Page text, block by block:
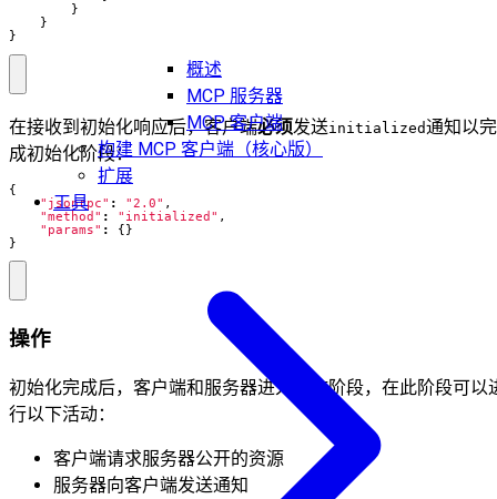
概述
MCP 服务器
MCP 客户端
构建 MCP 客户端（核心版）
扩展
工具
}
}
}
在接收到初始化响应后，客户端必须发送initialized通知以完
成初始化阶段：
{
"jsonrpc" : "2.0" ,
"method" : "initialized" ,
"params" :
{}
}
操作
初始化完成后，客户端和服务器进入操作阶段，在此阶段可以
行以下活动：
客户端请求服务器公开的资源
服务器向客户端发送通知